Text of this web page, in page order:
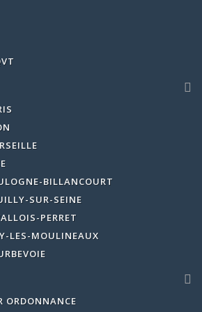
BILLANCOURT
SUR-SEINE
PERRET
LES-MOULINEAUX
ORDONNANCE